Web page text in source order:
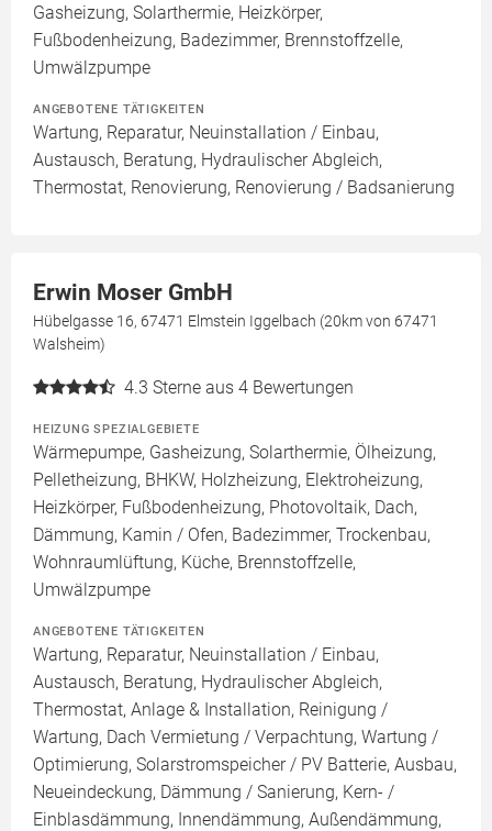
Gasheizung, Solarthermie, Heizkörper,
Fußbodenheizung, Badezimmer, Brennstoffzelle,
Umwälzpumpe
ANGEBOTENE TÄTIGKEITEN
Wartung, Reparatur, Neuinstallation / Einbau,
Austausch, Beratung, Hydraulischer Abgleich,
Thermostat, Renovierung, Renovierung / Badsanierung
Erwin Moser GmbH
Hübelgasse 16, 67471 Elmstein Iggelbach (20km von 67471
Walsheim)
4.3 Sterne aus 4 Bewertungen
HEIZUNG SPEZIALGEBIETE
Wärmepumpe, Gasheizung, Solarthermie, Ölheizung,
Pelletheizung, BHKW, Holzheizung, Elektroheizung,
Heizkörper, Fußbodenheizung, Photovoltaik, Dach,
Dämmung, Kamin / Ofen, Badezimmer, Trockenbau,
Wohnraumlüftung, Küche, Brennstoffzelle,
Umwälzpumpe
ANGEBOTENE TÄTIGKEITEN
Wartung, Reparatur, Neuinstallation / Einbau,
Austausch, Beratung, Hydraulischer Abgleich,
Thermostat, Anlage & Installation, Reinigung /
Wartung, Dach Vermietung / Verpachtung, Wartung /
Optimierung, Solarstromspeicher / PV Batterie, Ausbau,
Neueindeckung, Dämmung / Sanierung, Kern- /
Einblasdämmung, Innendämmung, Außendämmung,